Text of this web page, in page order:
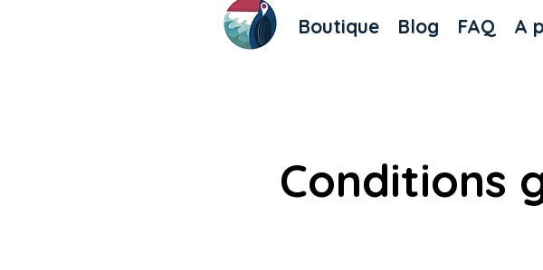
Boutique Blog FAQ A
Conditions